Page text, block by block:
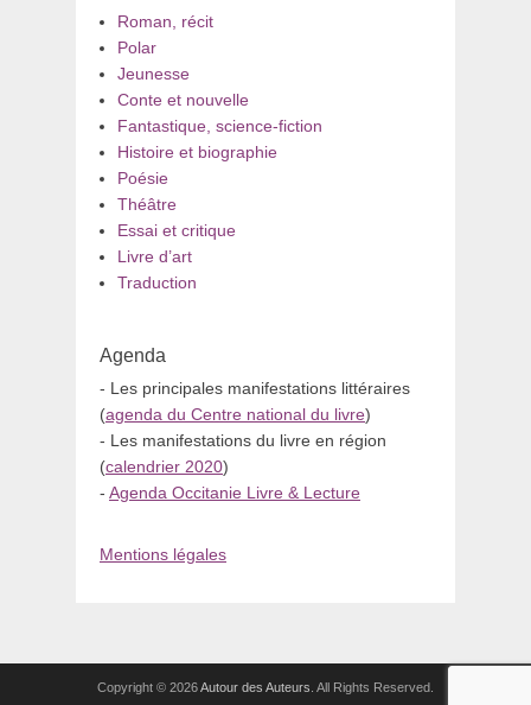
Roman, récit
Polar
Jeunesse
Conte et nouvelle
Fantastique, science-fiction
Histoire et biographie
Poésie
Théâtre
Essai et critique
Livre d’art
Traduction
Agenda
- Les principales manifestations littéraires
(agenda du Centre national du livre)
- Les manifestations du livre en région
(calendrier 2020)
- Agenda Occitanie Livre & Lecture
Mentions légales
Copyright © 2026Autour des Auteurs . All Rights Reserved.